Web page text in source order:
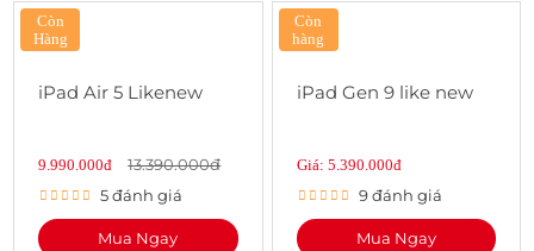
Còn
Hàng
iPad Air 5 Likenew
9.990.000đ
13.390.000đ
5 đánh giá
Mua Ngay
Còn
hàng
iPad Gen 9 like new
Giá: 5.390.000đ
9 đánh giá
Mua Ngay